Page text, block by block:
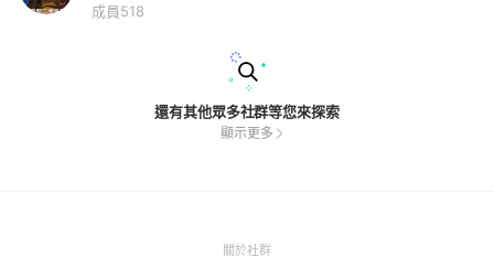
成員518
還有其他眾多社群等您來探索
顯示更多
關於社群(Open